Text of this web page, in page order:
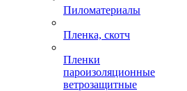
Пиломатериалы
Пленка, скотч
Пленки
пароизоляционные
ветрозащитные